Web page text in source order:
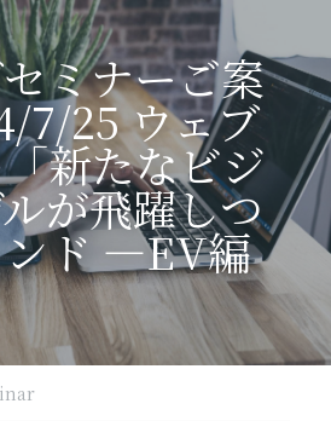
ミナーご案
7/25 ウェブ
新たなビジ
が飛躍しつ
ド ―EV編